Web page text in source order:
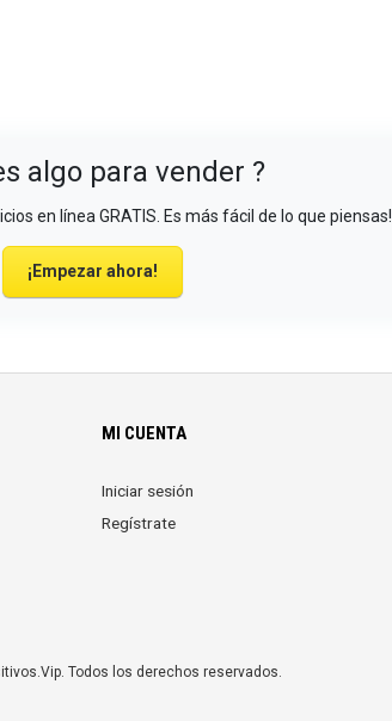
algo para vender ?
en línea GRATIS. Es más fácil de lo que piensas!
¡Empezar ahora!
MI CUENTA
Iniciar sesión
Regístrate
Todos los derechos reservados.